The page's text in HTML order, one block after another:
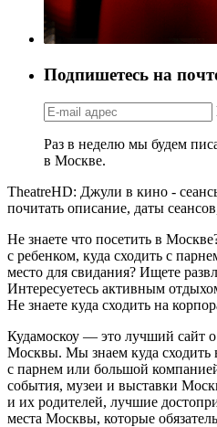
Подпишетесь на
Раз в неделю мы будем
в Москве.
TheatreHD: Джули в кино -
почитать описание, даты
Не знаете что посетить в
с ребенком, куда сходить с
место для свидания? Ищете
Интересуетесь активным
Не знаете куда сходить на
Кудамоскоу — это лучший сайт
Москвы. Мы знаем куда сходить
с парнем или большой
события, музеи и выставки
и их родителей, лучшие
места Москвы, которые